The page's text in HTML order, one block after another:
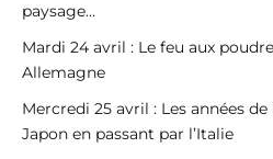
paysage…
Mardi 24 avril : Le feu aux
Allemagne
Mercredi 25 avril : Les années
Japon en passant par l’Italie